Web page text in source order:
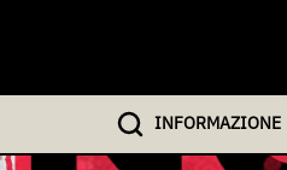
INFORMAZIONE